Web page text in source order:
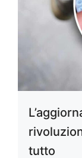
tutto